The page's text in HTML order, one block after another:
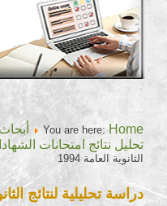
You are here: Home
تحليل نتائج امتحانات
الثانوية العامة 1994
دراسة تحليلية لنتائج